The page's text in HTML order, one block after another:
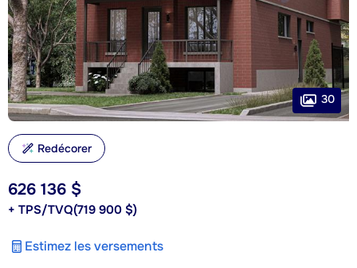
626 136 $
+ TPS/TVQ(719 900 $)
Estimez les versements
30
Redécorer